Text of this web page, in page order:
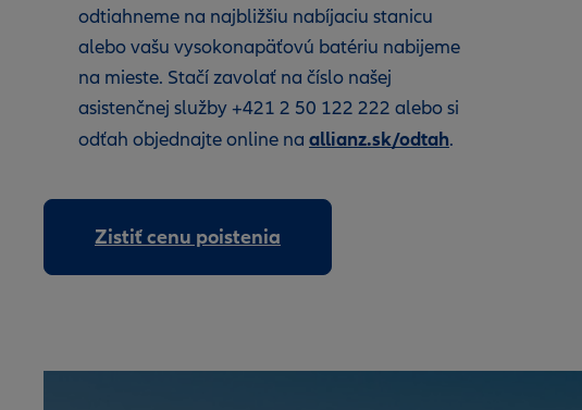
odtiahneme na najbližšiu nabíjaciu stanicu
alebo vašu vysokonapäťovú batériu nabijeme
na mieste. Stačí zavolať na číslo našej
asistenčnej služby+421 2 50 122 222 alebo si
odťah objednajte online na allianz.sk/odtah.
Zistiť cenu poistenia